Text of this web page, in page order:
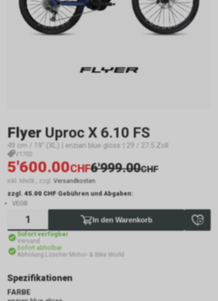
Flyer Uproc X 6.10 FS
49 cm / 19" (XL) | enzian blue gloss | 29 / 27.5 Zoll
V1702
5'600.00CHF6'999.00CHF
inkl. MwSt., zzgl. Versandkosten
zzgl.45.00 CHF Gebühren und Abgaben:
VEGB
In den Warenkorb
Sofort verfügbar
Versand
Sofort abholbar
Abholung Lüscher Motor- & Bike World
Spezifikationen
FARBE